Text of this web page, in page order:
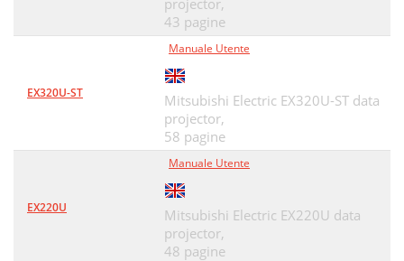
projector,
43 pagine
EX320U-ST
Manuale Utente
Mitsubishi Electric EX320U-ST data
projector,
58 pagine
EX220U
Manuale Utente
Mitsubishi Electric EX220U data
projector,
48 pagine